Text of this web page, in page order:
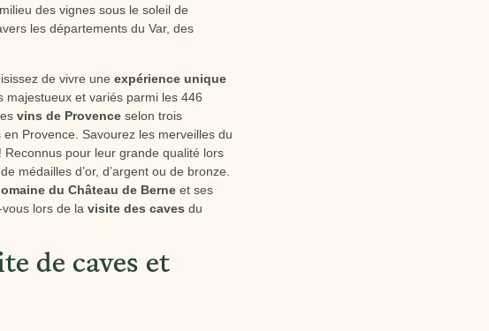
des vignes sous le soleil de
les départements du Var, des
de vivre une expérience unique
et variés parmi les 446
vins de Provence selon trois
Provence. Savourez les merveilles du
pour leur grande qualité lors
médailles d’or, d’argent ou de bronze.
du Château de Berne et ses
lors de la visite des caves du
de caves et